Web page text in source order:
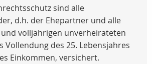
sind alle
d.h. der Ehepartner und alle
volljährigen unverheirateten
Vollendung des 25. Lebensjahres
Einkommen, versichert.